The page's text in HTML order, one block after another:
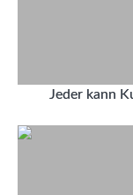
Jeder kann